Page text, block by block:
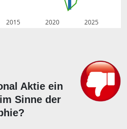
2015 2020 2025
Aktie ein
Sinne der